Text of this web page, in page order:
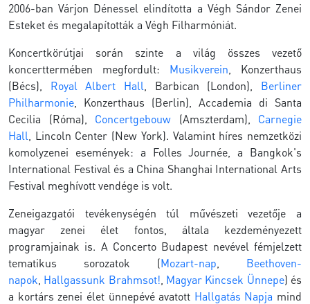
2006-ban Várjon Dénessel elindította a Végh Sándor Zenei
Esteket és megalapították a Végh Filharmóniát.
Koncertkörútjai során szinte a világ összes vezető
koncerttermében megfordult: Musikverein , Konzerthaus
(Bécs), Royal Albert Hall , Barbican (London), Berliner
Philharmonie , Konzerthaus (Berlin), Accademia di Santa
Cecilia (Róma), Concertgebouw (Amszterdam), Carnegie
Hall , Lincoln Center (New York). Valamint híres nemzetközi
komolyzenei események: a Folles Journée, a Bangkok's
International Festival és a China Shanghai International Arts
Festival meghívott vendége is volt.
Zeneigazgatói tevékenységén túl művészeti vezetője a
magyar zenei élet fontos, általa kezdeményezett
programjainak is. A Concerto Budapest nevével fémjelzett
tematikus sorozatok (Mozart-nap
Beethoven-
napok Hallgassunk Brahmsot! Magyar Kincsek Ünnepe) és
a kortárs zenei élet ünnepévé avatott Hallgatás Napja mind